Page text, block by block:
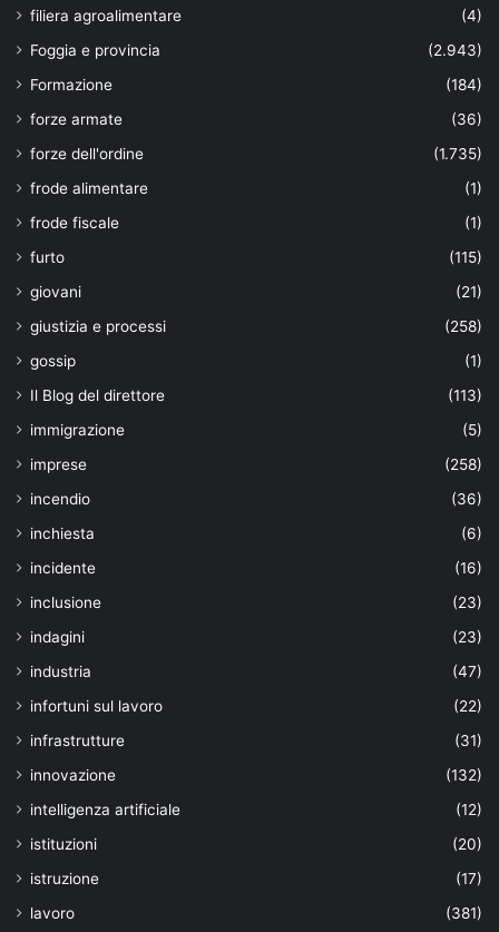
filiera agroalimentare
(4)
Foggia e provincia
(2.943)
Formazione
(184)
forze armate
(36)
forze dell'ordine
(1.735)
frode alimentare
(1)
frode fiscale
(1)
furto
(115)
giovani
(21)
giustizia e processi
(258)
gossip
(1)
Il Blog del direttore
(113)
immigrazione
(5)
imprese
(258)
incendio
(36)
inchiesta
(6)
incidente
(16)
inclusione
(23)
indagini
(23)
industria
(47)
infortuni sul lavoro
(22)
infrastrutture
(31)
innovazione
(132)
intelligenza artificiale
(12)
istituzioni
(20)
istruzione
(17)
lavoro
(381)